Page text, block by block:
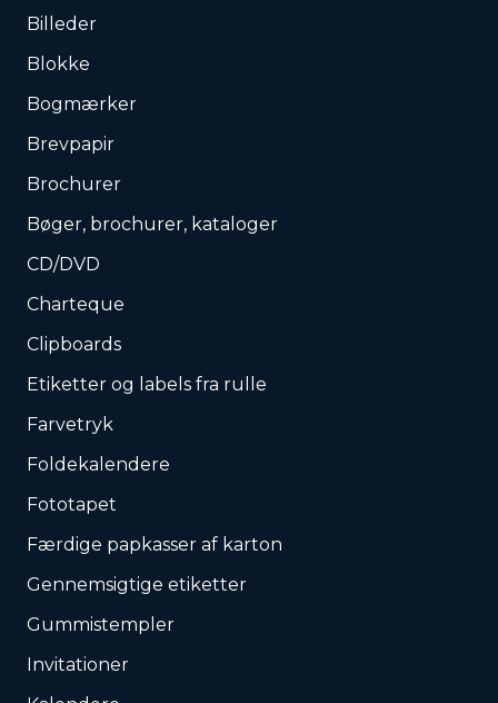
Billeder
Blokke
Bogmærker
Brevpapir
Brochurer
Bøger, brochurer, kataloger
CD/DVD
Charteque
Clipboards
Etiketter og labels fra rulle
Farvetryk
Foldekalendere
Fototapet
Færdige papkasser af karton
Gennemsigtige etiketter
Gummistempler
Invitationer